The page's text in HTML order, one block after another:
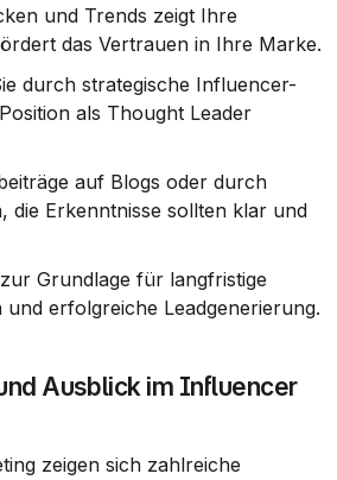
und Trends zeigt Ihre
das Vertrauen in Ihre Marke.
durch strategische Influencer-
als Thought Leader
auf Blogs oder durch
die Erkenntnisse sollten klar und
Grundlage für langfristige
und erfolgreiche Leadgenerierung.
Ausblick im Influencer